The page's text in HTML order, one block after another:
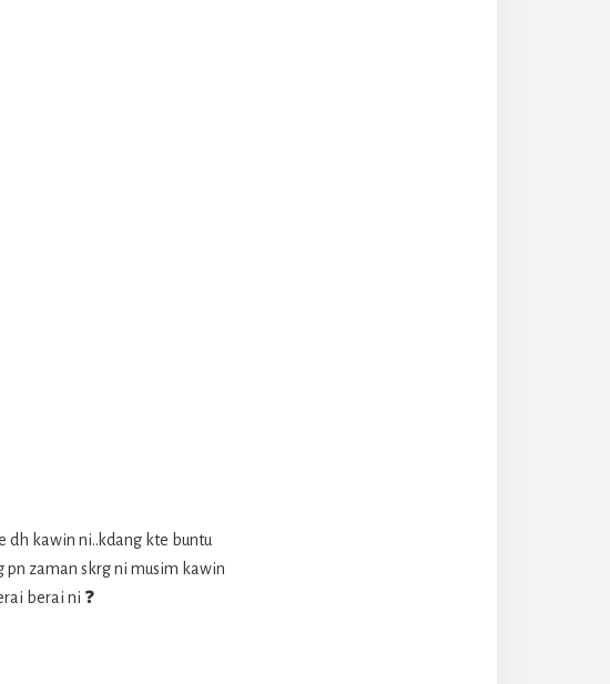
dh kawin ni..kdang kte buntu
zaman skrg ni musim kawin
berai ni ❓